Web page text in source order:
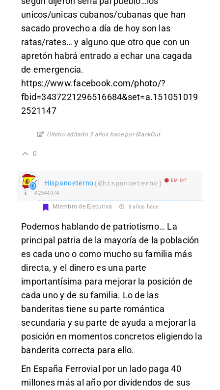
unicos/unicas cubanos/cubanas que han
sacado provecho a día de hoy son las
ratas/rates… y alguno que otro que con un
apretón habrá entrado a echar una cagada
de emergencia.
https://www.facebook.com/photo/?
fbid=3437221296516684&set=a.151051019
2521147
Último editado 3 años hace por BlackOut
0
Hispanoeterno(@hispanoeterno) EM Off
#2544974
Miembro de Ejecutiva 3 años hace
Podemos hablando de patriotismo… La
principal patria de la mayoría de la población
es cada uno o como mucho su familia más
directa, y el dinero es una parte
importantísima para mejorar la posición de
cada uno y de su familia. Lo de las
banderitas tiene su parte romántica
secundaria y su parte de ayuda a mejorar la
posición en momentos concretos eligiendo la
banderita correcta para ello.
En España Ferrovial por un lado paga 40
millones más al año por dividendos de sus